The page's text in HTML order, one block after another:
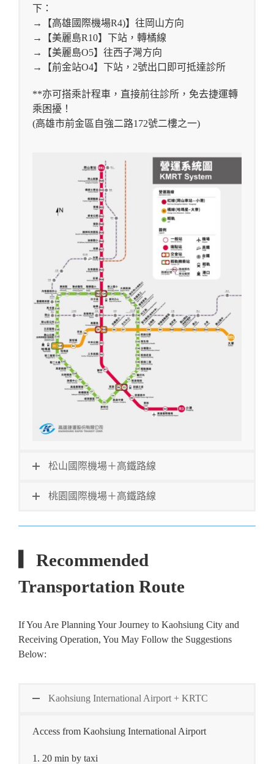
下：
→【高雄國際機場R4)】往岡山方向
→【美麗島R10】下站，轉橘線
→【美麗島O5】往西子灣方向
→【前金站O4】下站，2號出口即可抵達診所
**亦可搭乘計程車，直接前往診所，免去捷運轉
乘困擾！
(高雄市前金區自強二路172號二樓之一)
松山國際機場＋高鐵路線
桃園國際機場＋高鐵路線
▎Recommended
Transportation Route
If You Are Planning Your Journey to Kaohsiung City and
Receiving Operation, You May Follow the Suggestions
Below:
Kaohsiung International Airport + KRTC
Access from Kaohsiung International Airport
1. 20 min by taxi